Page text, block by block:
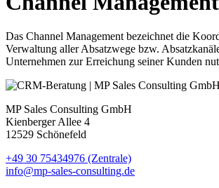
Das Channel Management bezeichnet die
Verwaltung aller Absatzwege bzw.
Unternehmen zur Erreichung seiner Kunden
MP Sales Consulting GmbH
Kienberger Allee 4
12529 Schönefeld
+49 30 75434976 (Zentrale)
info@mp-sales-consulting.de